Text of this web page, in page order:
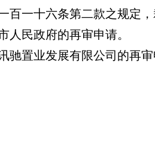
百一十六条第二款之规定，
人民政府的再审申请。
驰置业发展有限公司的再审